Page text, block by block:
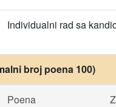
Individualni rad sa
broj poena 100)
Poena